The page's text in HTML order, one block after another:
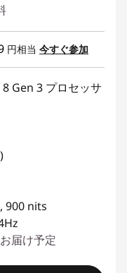
円相当 今すぐ参加
Gen 3 プロセッサ
900 nits
届け予定